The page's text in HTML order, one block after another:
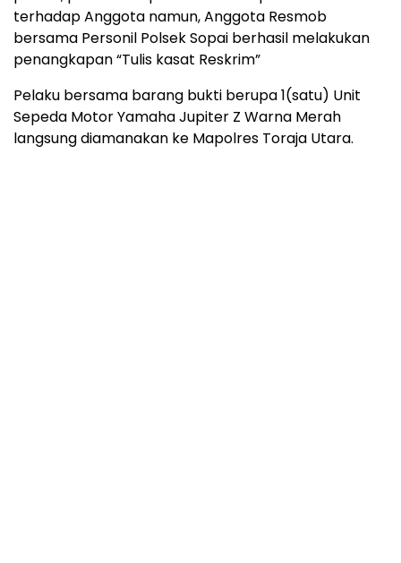
terhadap Anggota namun, Anggota Resmob
bersama Personil Polsek Sopai berhasil melakukan
penangkapan “Tulis kasat Reskrim”
Pelaku bersama barang bukti berupa 1(satu) Unit
Sepeda Motor Yamaha Jupiter Z Warna Merah
langsung diamanakan ke Mapolres Toraja Utara.